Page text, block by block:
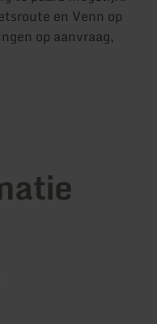
en Venn op
op aanvraag,